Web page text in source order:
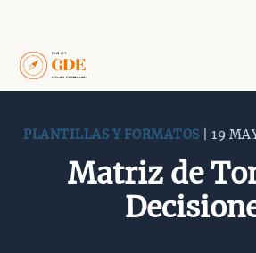
contenido
PLANTILLAS Y FORMATOS | 19
Matriz de